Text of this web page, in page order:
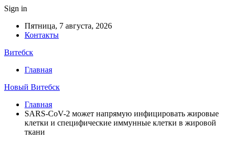
Sign in
Пятница, 7 августа, 2026
Контакты
Витебск
Главная
Новый Витебск
Главная
SARS-CoV-2 может напрямую инфицировать жировые
клетки и специфические иммунные клетки в жировой
ткани